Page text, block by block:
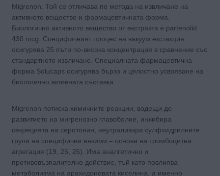
Migrenon. Той се отличава по метода на извличане на
активното вещество и фармацевтичната форма.
Биологично активното вещество от екстракта е partenolid
430 mcg. Специфичният процес на вакуум екстакция
осигурява 25 пъти по-висока концентрация в сравнение със
стандартното извличане. Специалната фармацевтична
форма Solucaps осигурява бързо и цялостно усвояване на
биологично активната съставка.
Migrenon потиска химичните реакции, водещи до
развитието на мигренозно главоболие, инхибира
секрецията на серотонин, неутрализира сулфхидрилните
групи на специфични ензими – основа на тромбоцитна
агрегация (19, 25, 26). Има аналгетично и
противовъзпалително действие, тъй като повлиява
метаболизма на арахидоновата киселина, а именно